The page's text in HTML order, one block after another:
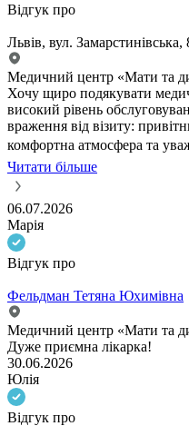
Відгук про
Львів, вул. Замарстинівська,
Медичний центр «Мати та
Хочу щиро подякувати
високий рівень
враження від візиту:
комфортна атмосфера та
Читати більше
06.07.2026
Марія
Відгук про
Фельдман Тетяна Юхимівна
Медичний центр «Мати та
Дуже приємна лікарка!
30.06.2026
Юлія
Відгук про